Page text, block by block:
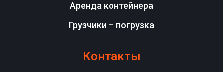
Аренда контейнера
Грузчики – погрузка
Контакты